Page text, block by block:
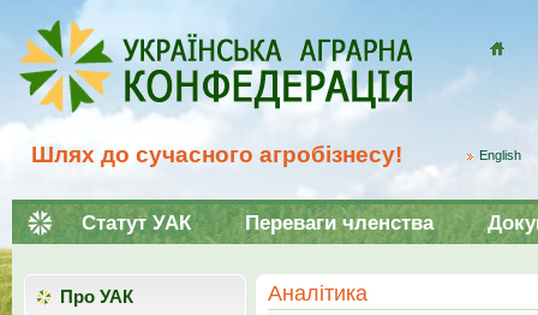
Шлях до сучасного агробізнесу! English
Статут УАК Переваги членства
Аналітика
Про УАК